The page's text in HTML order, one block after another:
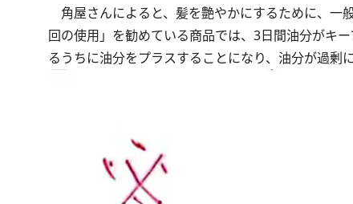
角屋さんによると、髪を艶やかにするために、一
回の使用」を勧めている商品では、3日間油分がキ
るうちに油分をプラスすることになり、油分が過剰